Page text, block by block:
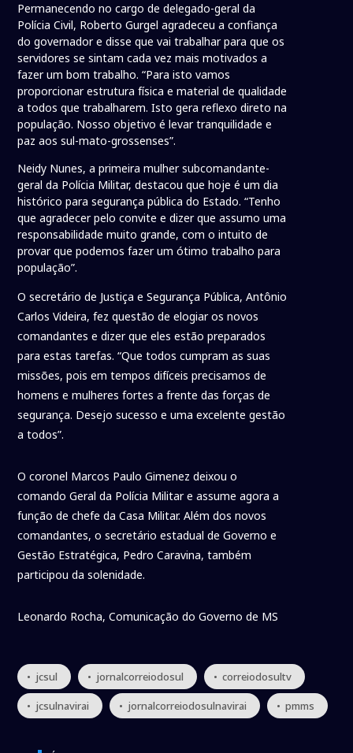
Permanecendo no cargo de delegado-geral da
Polícia Civil, Roberto Gurgel agradeceu a confiança
do governador e disse que vai trabalhar para que os
servidores se sintam cada vez mais motivados a
fazer um bom trabalho. “Para isto vamos
proporcionar estrutura física e material de qualidade
a todos que trabalharem. Isto gera reflexo direto na
população. Nosso objetivo é levar tranquilidade e
paz aos sul-mato-grossenses”.
Neidy Nunes, a primeira mulher subcomandante-
geral da Polícia Militar, destacou que hoje é um dia
histórico para segurança pública do Estado. “Tenho
que agradecer pelo convite e dizer que assumo uma
responsabilidade muito grande, com o intuito de
provar que podemos fazer um ótimo trabalho para
população”.
O secretário de Justiça e Segurança Pública, Antônio
Carlos Videira, fez questão de elogiar os novos
comandantes e dizer que eles estão preparados
para estas tarefas. “Que todos cumpram as suas
missões, pois em tempos difíceis precisamos de
homens e mulheres fortes a frente das forças de
segurança. Desejo sucesso e uma excelente gestão
a todos”.
O coronel Marcos Paulo Gimenez deixou o
comando Geral da Polícia Militar e assume agora a
função de chefe da Casa Militar. Além dos novos
comandantes, o secretário estadual de Governo e
Gestão Estratégica, Pedro Caravina, também
participou da solenidade.
Leonardo Rocha, Comunicação do Governo de MS
• jcsul • jornalcorreiodosul • correiodosultv
• jcsulnavirai • jornalcorreiodosulnavirai • pmms